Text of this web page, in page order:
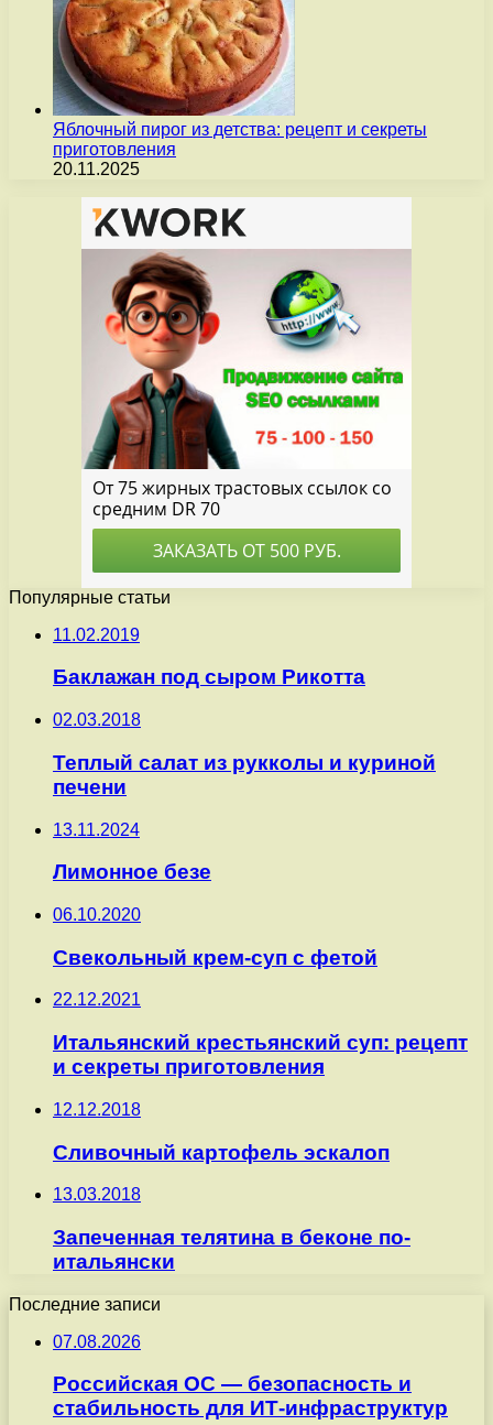
Яблочный пирог из детства: рецепт и секреты
приготовления
20.11.2025
Популярные статьи
11.02.2019
Баклажан под сыром Рикотта
02.03.2018
Теплый салат из рукколы и куриной
печени
13.11.2024
Лимонное безе
06.10.2020
Свекольный крем-суп с фетой
22.12.2021
Итальянский крестьянский суп: рецепт
и секреты приготовления
12.12.2018
Сливочный картофель эскалоп
13.03.2018
Запеченная телятина в беконе по-
итальянски
Последние записи
07.08.2026
Российская ОС — безопасность и
стабильность для ИТ-инфраструктур